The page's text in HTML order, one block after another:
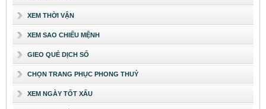
XEM THỜI VẬN
XEM SAO CHIẾU MỆNH
GIEO QUẺ DỊCH SỐ
CHỌN TRANG PHỤC PHONG THUỶ
XEM NGÀY TỐT XẤU